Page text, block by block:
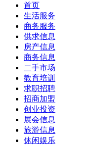
首页
生活服务
商务服务
供求信息
房产信息
商务信息
二手市场
教育培训
求职招聘
招商加盟
创业投资
展会信息
旅游信息
休闲娱乐